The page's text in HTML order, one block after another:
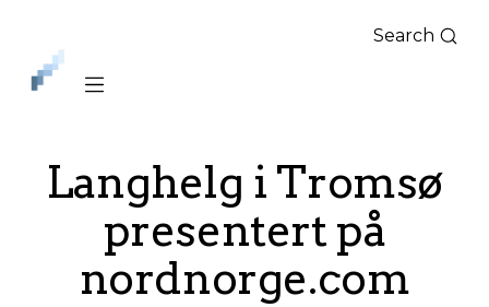
iLag
Nord
Norge
Search
Langhelg i Tromsø
presentert på
nordnorge.com